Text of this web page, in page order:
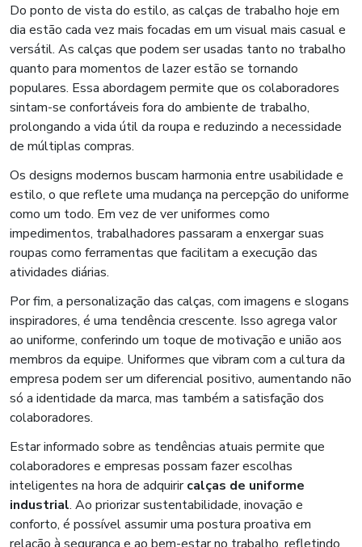
Do ponto de vista do estilo, as calças de trabalho hoje em
dia estão cada vez mais focadas em um visual mais casual e
versátil. As calças que podem ser usadas tanto no trabalho
quanto para momentos de lazer estão se tornando
populares. Essa abordagem permite que os colaboradores
sintam-se confortáveis fora do ambiente de trabalho,
prolongando a vida útil da roupa e reduzindo a necessidade
de múltiplas compras.
Os designs modernos buscam harmonia entre usabilidade e
estilo, o que reflete uma mudança na percepção do uniforme
como um todo. Em vez de ver uniformes como
impedimentos, trabalhadores passaram a enxergar suas
roupas como ferramentas que facilitam a execução das
atividades diárias.
Por fim, a personalização das calças, com imagens e slogans
inspiradores, é uma tendência crescente. Isso agrega valor
ao uniforme, conferindo um toque de motivação e união aos
membros da equipe. Uniformes que vibram com a cultura da
empresa podem ser um diferencial positivo, aumentando não
só a identidade da marca, mas também a satisfação dos
colaboradores.
Estar informado sobre as tendências atuais permite que
colaboradores e empresas possam fazer escolhas
inteligentes na hora de adquirircalças de uniforme
industrial. Ao priorizar sustentabilidade, inovação e
conforto, é possível assumir uma postura proativa em
relação à segurança e ao bem-estar no trabalho, refletindo